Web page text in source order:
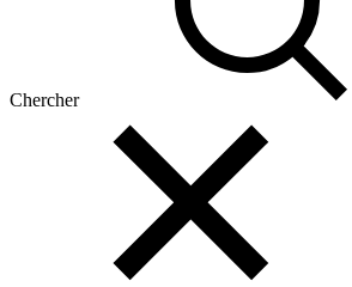
Chercher